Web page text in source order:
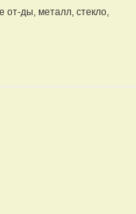
от-ды, металл, стекло,